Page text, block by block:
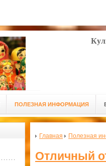
ПОЛЕЗНАЯ ИНФОРМАЦИЯ
Главная Полезная
Отличный